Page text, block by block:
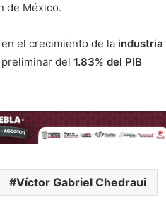
de México.
el crecimiento de la industria
del 1.83% del PIB
Víctor Gabriel Chedraui